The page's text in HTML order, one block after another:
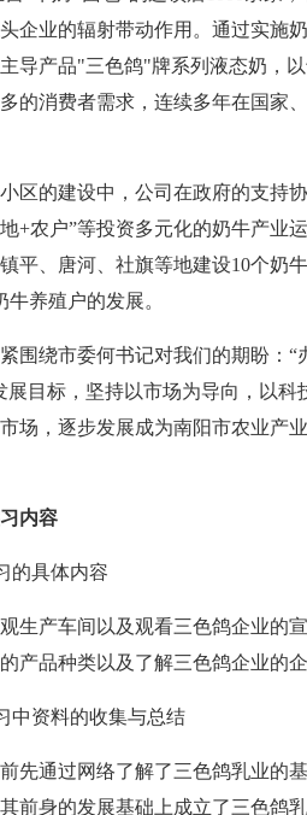
企业的辐射带动作用。通过实施
导产品"三色鸽"牌系列液态奶，
的消费者需求，连续多年在国家
区的建设中，公司在政府的支持
+农户”等投资多元化的奶牛产业
平、唐河、社旗等地建设10个奶
牛养殖户的发展。
围绕市委何书记对我们的期盼：
展目标，坚持以市场为导向，以
场，逐步发展成为南阳市农业产
内容
的具体内容
生产车间以及观看三色鸽企业的
产品种类以及了解三色鸽企业的
中资料的收集与总结
先通过网络了解了三色鸽乳业的
前身的发展基础上成立了三色鸽